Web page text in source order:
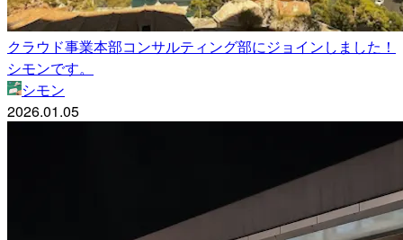
クラウド事業本部コンサルティング部にジョインしました！
シモンです。
シモン
2026.01.05